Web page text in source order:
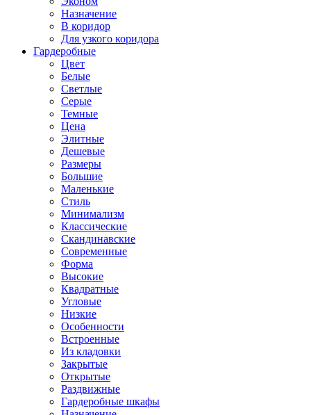
Назначение
В коридор
Для узкого коридора
Гардеробные
Цвет
Белые
Светлые
Серые
Темные
Цена
Элитные
Дешевые
Размеры
Большие
Маленькие
Стиль
Минимализм
Классические
Скандинавские
Современные
Форма
Высокие
Квадратные
Угловые
Низкие
Особенности
Встроенные
Из кладовки
Закрытые
Открытые
Раздвижные
Гардеробные шкафы